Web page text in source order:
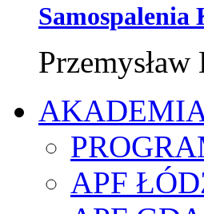
Samospalenia
APF